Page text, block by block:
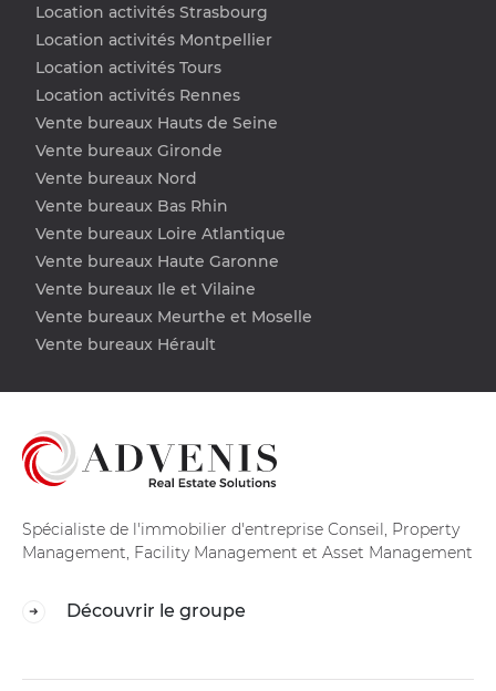
Location activités Strasbourg
Location activités Montpellier
Location activités Tours
Location activités Rennes
Vente bureaux Hauts de Seine
Vente bureaux Gironde
Vente bureaux Nord
Vente bureaux Bas Rhin
Vente bureaux Loire Atlantique
Vente bureaux Haute Garonne
Vente bureaux Ile et Vilaine
Vente bureaux Meurthe et Moselle
Vente bureaux Hérault
Spécialiste de l'immobilier d'entreprise Conseil, Property
Management, Facility Management et Asset Management
Découvrir le groupe